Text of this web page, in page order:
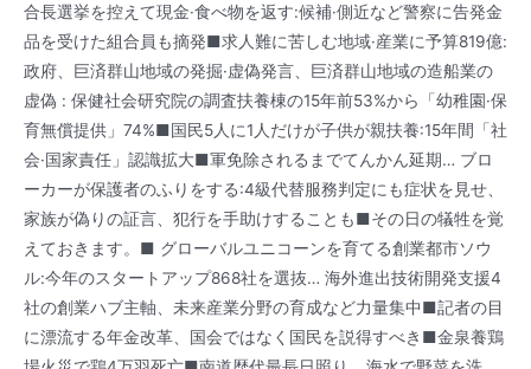
合長選挙を控えて現金·食べ物を返す:候補·側近など警察に告発金
品を受けた組合員も摘発■求人難に苦しむ地域·産業に予算819億:
政府、巨済群山地域の発掘·虚偽発言、巨済群山地域の造船業の
虚偽 : 保健社会研究院の調査扶養棟の15年前53%から「幼稚園·保
育無償提供」74%■国民5人に1人だけが子供が親扶養:15年間「社
会·国家責任」認識拡大■軍免除されるまでてんかん延期… ブロ
ーカーが保護者のふりをする:4級代替服務判定にも症状を見せ、
家族が偽りの証言、犯行を手助けすることも■その日の犠牲を覚
えておきます。■ グローバルユニコーンを育てる創業都市ソウ
ル:今年のスタートアップ868社を選抜… 海外進出技術開発支援4
社の創業ハブ主軸、未来産業分野の育成など力量集中■記者の目
に漂流する年金改革、国会ではなく国民を説得すべき■金泉養鶏